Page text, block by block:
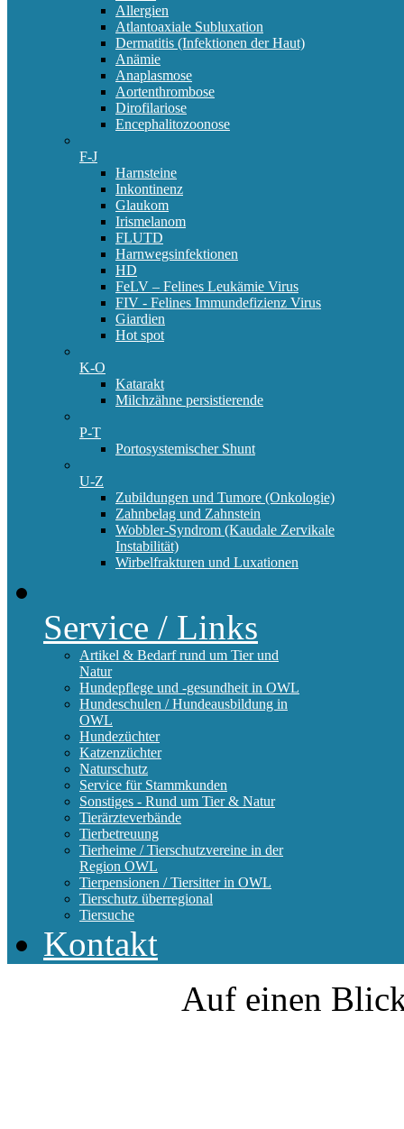
Allergien
Atlantoaxiale Subluxation
Dermatitis (Infektionen der Haut)
Anämie
Anaplasmose
Aortenthrombose
Dirofilariose
Encephalitozoonose
F-J
Harnsteine
Inkontinenz
Glaukom
Irismelanom
FLUTD
Harnwegsinfektionen
HD
FeLV – Felines Leukämie Virus
FIV - Felines Immundefizienz Virus
Giardien
Hot spot
K-O
Katarakt
Milchzähne persistierende
P-T
Portosystemischer Shunt
U-Z
Zubildungen und Tumore (Onkologie)
Zahnbelag und Zahnstein
Wobbler-Syndrom (Kaudale Zervikale
Instabilität)
Wirbelfrakturen und Luxationen
Service / Links
Artikel & Bedarf rund um Tier und
Natur
Hundepflege und -gesundheit in OWL
Hundeschulen / Hundeausbildung in
OWL
Hundezüchter
Katzenzüchter
Naturschutz
Service für Stammkunden
Sonstiges - Rund um Tier & Natur
Tierärzteverbände
Tierbetreuung
Tierheime / Tierschutzvereine in der
Region OWL
Tierpensionen / Tiersitter in OWL
Tierschutz überregional
Tiersuche
Kontakt
Auf einen